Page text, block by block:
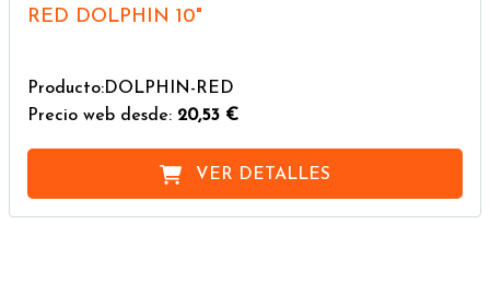
RED DOLPHIN 10"
Producto:DOLPHIN-RED
Precio web desde: 20,53 €
VER DETALLES